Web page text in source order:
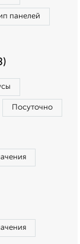
панелей
Посуточно